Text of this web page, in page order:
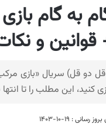
به گام
و
دو قل) سریال «بازی
کنید، این مطلب را تا انتها
رسانی : ۱۹-۱۰-۱۴۰۳